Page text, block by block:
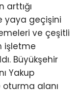
yaya geçişini
ve çeşitli
işletme
Büyükşehir
Yakup
oturma alanı